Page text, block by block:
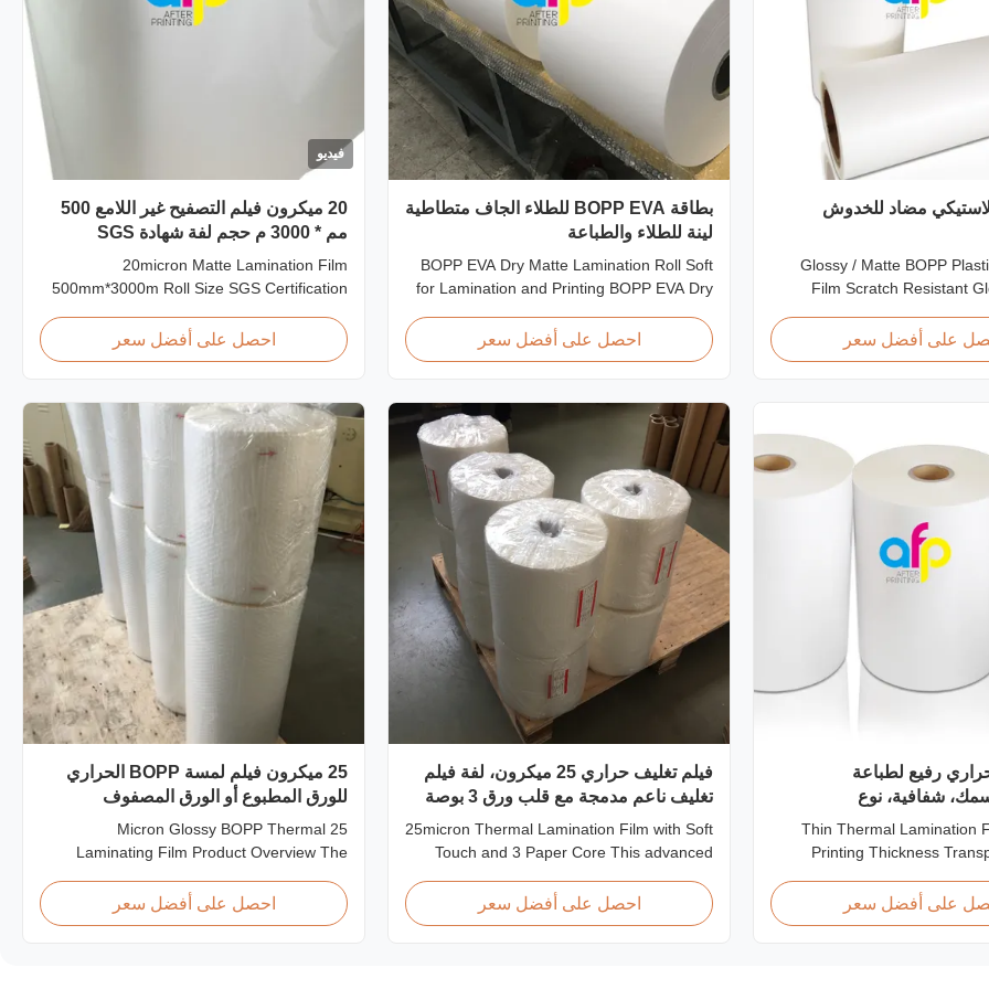
مضاد للخدوش
Glossy / Matte BOPP
Film Scratch Resistant
Resistant Film Product
Scratch Resistant Film
على أفضل سعر
بطاقة BOPP EVA للطلاء الجاف متطاطية
لينة للطلاء والطباعة
BOPP EVA Dry Matte Lamination Roll Soft
for Lamination and Printing BOPP EVA Dry
Printing BOPP EVA Dry Matte Lamination
Film is made of BOPP matte base film and
double corona treated with value up to 42
dynes, ...
احصل على أفضل سعر
فيديو
20 ميكرون فيلم التصفيح غير اللامع 500
مم * 3000 م حجم لفة شهادة SGS
20micron Matte Lamination Film
500mm*3000m Roll Size SGS Certification
Factory Price 20micron Matte Lamination
Film achieved top sales quantity among
in 2017. Our competitive advantage
includes offering factory pricing ...
احصل على أفضل سعر
رفيع لطباعة
شفافية، نوع
Thin Thermal Lamination
Printing Thickness
thermal lamination film
graphics laminating thickness
This thermal lamination
على أفضل سعر
فيلم تغليف حراري 25 ميكرون، لفة فيلم
تغليف ناعم مدمجة مع قلب ورق 3 بوصة
25micron Thermal Lamination Film with Soft
Touch and 3 Paper Core This advanced
enhance the appearance, durability, and
functionality of printed materials. Combining
احصل على أفضل سعر
25 ميكرون فيلم لمسة BOPP الحراري
للورق المطبوع أو الورق المصفوف
25 Micron Glossy BOPP Thermal
Laminating Film Product Overview The
exceptional softness for easy handling and
smooth application. Its transparent quality
احصل على أفضل سعر